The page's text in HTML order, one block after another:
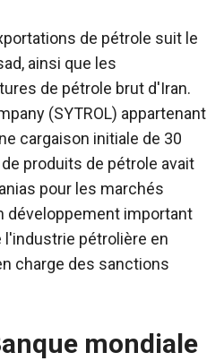
de pétrole suit le
ainsi que les
de pétrole brut d'Iran.
(SYTROL) appartenant
cargaison initiale de 30
produits de pétrole avait
pour les marchés
développement important
l'industrie pétrolière en
charge des sanctions
mondiale